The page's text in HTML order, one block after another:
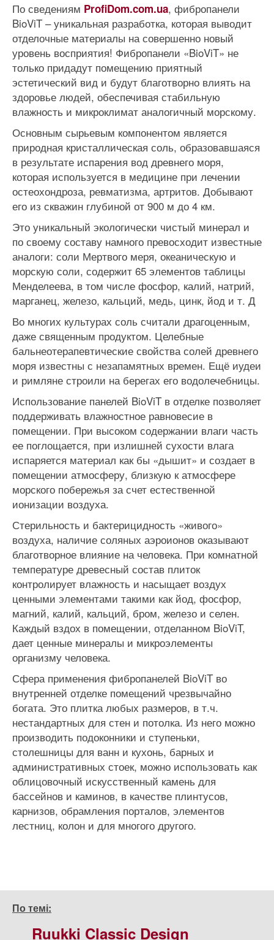
По сведениям ProfiDom.com.ua, фибропанели
BioViT – уникальная разработка, которая выводит
отделочные материалы на совершенно новый
уровень восприятия! Фибропанели «BioViT» не
только придадут помещению приятный
эстетический вид и будут благотворно влиять на
здоровье людей, обеспечивая стабильную
влажность и микроклимат аналогичный морскому.
Основным сырьевым компонентом является
природная кристаллическая соль, образовавшаяся
в результате испарения вод древнего моря,
которая используется в медицине при лечении
остеохондроза, ревматизма, артритов. Добывают
его из скважин глубиной от 900 м до 4 км.
Это уникальный экологически чистый минерал и
по своему составу намного превосходит известные
аналоги: соли Мертвого меря, океаническую и
морскую соли, содержит 65 элементов таблицы
Менделеева, в том числе фосфор, калий, натрий,
марганец, железо, кальций, медь, цинк, йод и т. Д
Во многих культурах соль считали драгоценным,
даже священным продуктом. Целебные
бальнеотерапевтические свойства солей древнего
моря известны с незапамятных времен. Ещё иудеи
и римляне строили на берегах его водолечебницы.
Использование панелей BioViT в отделке позволяет
поддерживать влажностное равновесие в
помещении. При высоком содержании влаги часть
ее поглощается, при излишней сухости влага
испаряется материал как бы «дышит» и создает в
помещении атмосферу, близкую к атмосфере
морского побережья за счет естественной
ионизации воздуха.
Стерильность и бактерицидность «живого»
воздуха, наличие соляных аэроионов оказывают
благотворное влияние на человека. При комнатной
температуре древесный состав плиток
контролирует влажность и насыщает воздух
ценными элементами такими как йод, фосфор,
магний, калий, кальций, бром, железо и селен.
Каждый вздох в помещении, отделанном BioViT,
дает ценные минералы и микроэлементы
организму человека.
Сфера применения фибропанелей BioViT во
внутренней отделке помещений чрезвычайно
богата. Это плитка любых размеров, в т.ч.
нестандартных для стен и потолка. Из него можно
производить подоконники и ступеньки,
столешницы для ванн и кухонь, барных и
административных стоек, можно использовать как
облицовочный искусственный камень для
бассейнов и каминов, в качестве плинтусов,
карнизов, обрамления порталов, элементов
лестниц, колон и для многого другого.
По темі:
Ruukki Classic Design